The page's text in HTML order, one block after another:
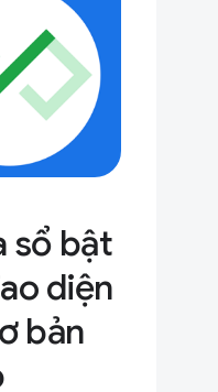
sổ bật
diện
bản